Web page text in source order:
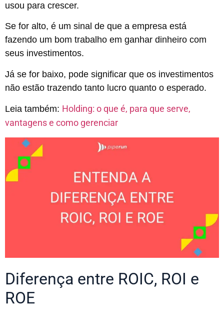
usou para crescer.
Se for alto, é um sinal de que a empresa está
fazendo um bom trabalho em ganhar dinheiro com
seus investimentos.
Já se for baixo, pode significar que os investimentos
não estão trazendo tanto lucro quanto o esperado.
Leia também: Holding: o que é, para que serve,
vantagens e como gerenciar
Diferença entre ROIC, ROI e
ROE